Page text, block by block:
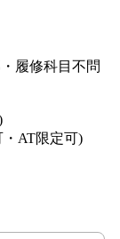
履修科目不問
AT限定可)